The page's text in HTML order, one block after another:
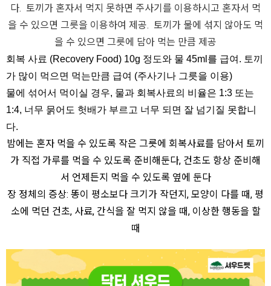
다. 토끼가 혼자서 먹지 못하면 주사기를 이용하시고 혼자서 먹
을 수 있으면 그릇을 이용하여 제공. 토끼가 물에 섞지 않아도 먹
을 수 있으면 그릇에 담아 먹는 만큼 제공
회복 사료 (Recovery Food) 10g 정도와 물 45ml를 급여. 토끼
가 많이 먹으면 먹는만큼 급여 (주사기나 그릇을 이용)
물에 섞어서 먹이실 경우, 물과 회복사료의 비율은 1:3 또는
1:4, 너무 묽어도 헛배가 부르고 너무 되면 잘 넘기질 못합니
다.
밤에는 혼자 먹을 수 있도록 작은 그릇에 회복사료를 담아서 토끼
가 직접 가루를 먹을 수 있도록 준비해둔다, 건초도 항상 준비해
서 언제든지 먹을 수 있도록 옆에 둔다
장 정체의 증상: 똥이 평소보다 크기가 작던지, 모양이 다를 때, 평
소에 먹던 건초, 사료, 간식을 잘 먹지 않을 때, 이상한 행동을 할
때